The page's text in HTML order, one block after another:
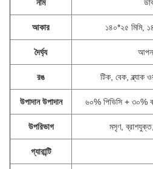
নাম
আকার ১৪০*২৫ মিমি,
দৈর্ঘ্য
রঙ টিক, বেক, ব্ল্যাক
উপাদান উপাদান ৬০% পিভিসি + ৩০%
উপরিভাগ মসৃণ, ব্রাশযুক্ত,
গ্যারান্টি